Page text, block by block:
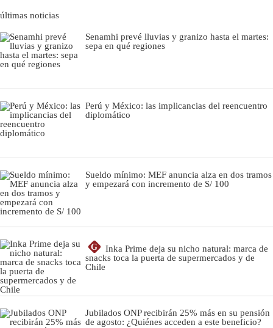
últimas noticias
Senamhi prevé lluvias y granizo hasta el martes:
sepa en qué regiones
Perú y México: las implicancias del reencuentro
diplomático
Sueldo mínimo: MEF anuncia alza en dos tramos
y empezará con incremento de S/ 100
G
Inka Prime deja su nicho natural: marca de
snacks toca la puerta de supermercados y de
Chile
Jubilados ONP recibirán 25% más en su pensión
de agosto: ¿Quiénes acceden a este beneficio?